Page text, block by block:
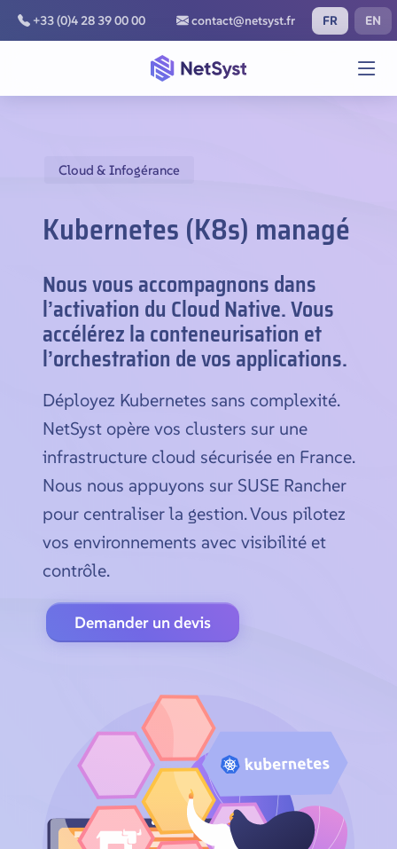
+33 (0)4 28 39 00 00 contact@netsyst.fr FR EN
Cloud & Infogérance
Kubernetes (K8s) managé
Nous vous accompagnons dans
l’activation du Cloud Native. Vous
accélérez la conteneurisation et
l’orchestration de vos applications.
Déployez Kubernetes sans complexité.
NetSyst opère vos clusters sur une
infrastructure cloud sécurisée en France.
Nous nous appuyons sur SUSE Rancher
pour centraliser la gestion. Vous pilotez
vos environnements avec visibilité et
contrôle.
Demander un devis